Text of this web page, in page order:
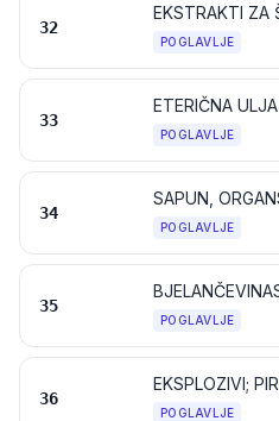
32
POGLAVLJE
33
POGLAVLJE
34
POGLAVLJE
35
POGLAVLJE
36
POGLAVLJE